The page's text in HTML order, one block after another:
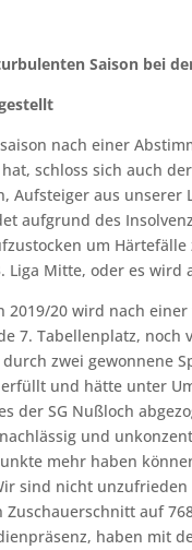
Saison bei
nach einer
schloss sich auch
Aufsteiger aus
aufgrund des
um
Liga Mitte, oder es wird
2019/20 wird nach
7. Tabellenplatz, noch
zwei gewonnene
und hätte unter
der SG Nußloch
und
mehr haben
sind nicht
auf
haben mit